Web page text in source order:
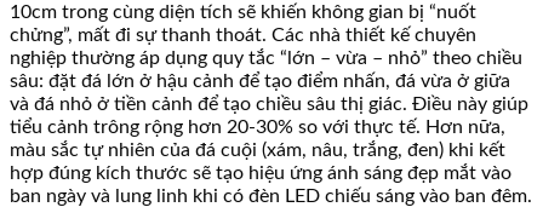
10cm trong cùng diện tích sẽ khiến không gian bị “nuốt
chửng”, mất đi sự thanh thoát. Các nhà thiết kế chuyên
nghiệp thường áp dụng quy tắc “lớn – vừa – nhỏ” theo chiều
sâu: đặt đá lớn ở hậu cảnh để tạo điểm nhấn, đá vừa ở giữa
và đá nhỏ ở tiền cảnh để tạo chiều sâu thị giác. Điều này giúp
tiểu cảnh trông rộng hơn 20-30% so với thực tế. Hơn nữa,
màu sắc tự nhiên của đá cuội (xám, nâu, trắng, đen) khi kết
hợp đúng kích thước sẽ tạo hiệu ứng ánh sáng đẹp mắt vào
ban ngày và lung linh khi có đèn LED chiếu sáng vào ban đêm.